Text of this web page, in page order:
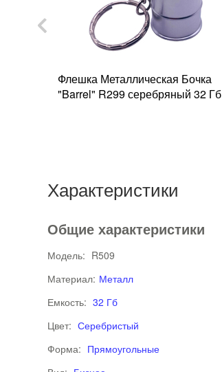
Флешка Металлическая Бочка
"Barrel" R299 серебряный 32 Гб
Характеристики
Общие характеристики
Модель: R509
Материал: Металл
Емкость: 32 Гб
Цвет: Серебристый
Форма: Прямоугольные